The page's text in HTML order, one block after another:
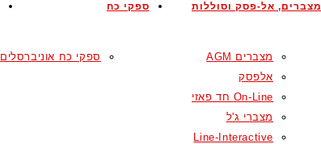
מצברים, אל-פסק וסוללות
מצברים AGM
אלפסק
On-Line חד פאזי
מצברי ג'ל
Line-Interactive
ספקי כח
ספקי כח אוניברסלים